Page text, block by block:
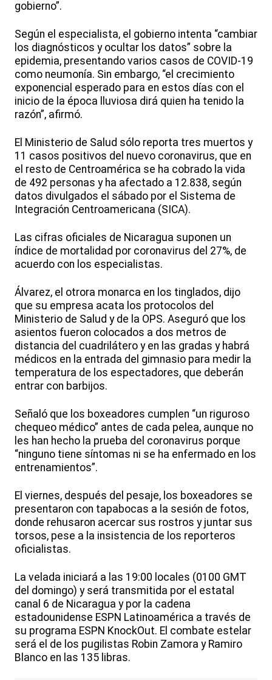
gobierno”.
Según el especialista, el gobierno intenta “cambiar
los diagnósticos y ocultar los datos” sobre la
epidemia, presentando varios casos de COVID-19
como neumonía. Sin embargo, “el crecimiento
exponencial esperado para en estos días con el
inicio de la época lluviosa dirá quien ha tenido la
razón”, afirmó.
El Ministerio de Salud sólo reporta tres muertos y
11 casos positivos del nuevo coronavirus, que en
el resto de Centroamérica se ha cobrado la vida
de 492 personas y ha afectado a 12.838, según
datos divulgados el sábado por el Sistema de
Integración Centroamericana (SICA).
Las cifras oficiales de Nicaragua suponen un
índice de mortalidad por coronavirus del 27%, de
acuerdo con los especialistas.
Álvarez, el otrora monarca en los tinglados, dijo
que su empresa acata los protocolos del
Ministerio de Salud y de la OPS. Aseguró que los
asientos fueron colocados a dos metros de
distancia del cuadrilátero y en las gradas y habrá
médicos en la entrada del gimnasio para medir la
temperatura de los espectadores, que deberán
entrar con barbijos.
Señaló que los boxeadores cumplen “un riguroso
chequeo médico” antes de cada pelea, aunque no
les han hecho la prueba del coronavirus porque
“ninguno tiene síntomas ni se ha enfermado en los
entrenamientos”.
El viernes, después del pesaje, los boxeadores se
presentaron con tapabocas a la sesión de fotos,
donde rehusaron acercar sus rostros y juntar sus
torsos, pese a la insistencia de los reporteros
oficialistas.
La velada iniciará a las 19:00 locales (0100 GMT
del domingo) y será transmitida por el estatal
canal 6 de Nicaragua y por la cadena
estadounidense ESPN Latinoamérica a través de
su programa ESPN KnockOut. El combate estelar
será el de los pugilistas Robin Zamora y Ramiro
Blanco en las 135 libras.